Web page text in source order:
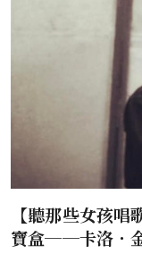
【聽那些女孩
寶盒──卡洛．